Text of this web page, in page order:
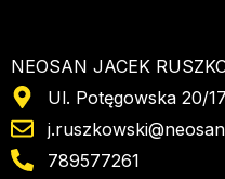
NEOSAN JACEK
Ul. Potęgowska 20/
789577261